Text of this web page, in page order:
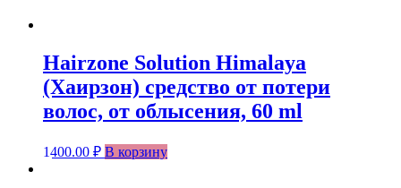
Hairzone Solution Himalaya
(Хаирзон) средство от потери
волос, от облысения, 60 ml
1400.00 ₽ В корзину